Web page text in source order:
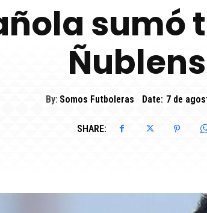
sumó
By: Somos Futboleras Date: 7 de
SHARE: